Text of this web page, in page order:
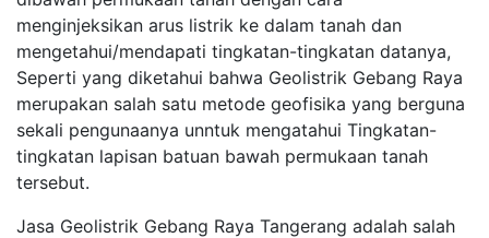
menginjeksikan arus listrik ke dalam tanah dan
mengetahui/mendapati tingkatan-tingkatan datanya,
Seperti yang diketahui bahwa Geolistrik Gebang Raya
merupakan salah satu metode geofisika yang berguna
sekali pengunaanya unntuk mengatahui Tingkatan-
tingkatan lapisan batuan bawah permukaan tanah
tersebut.
Jasa Geolistrik Gebang Raya Tangerang adalah salah